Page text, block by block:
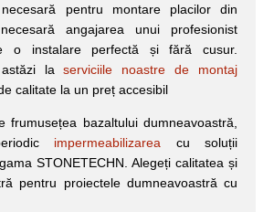
pentru montare placilor din
angajarea unui profesionist
o instalare perfectă și fără cusur.
astăzi laserviciile noastre de montaj
calitate la un preț accesibil
frumusețea bazaltului dumneavoastră,
impermeabilizarea cu soluții
STONETECHN. Alegeți calitatea și
pentru proiectele dumneavoastră cu